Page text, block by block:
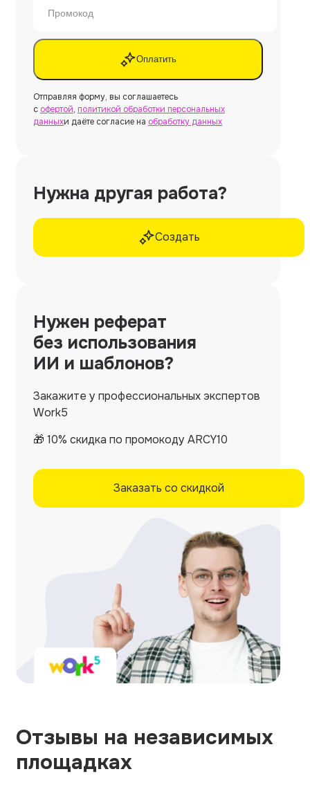
Оплатить
Отправляя форму, вы соглашаетесь
с офертой, политикой обработки персональных
данныхи даёте согласие на обработку данных
Нужна другая работа?
Создать
Нужен реферат
без использования
ИИ и шаблонов?
Закажите у профессиональных экспертов
Work5
🎁 10% скидка по промокоду ARCY10
Заказать со скидкой
Отзывы на независимых
площадках